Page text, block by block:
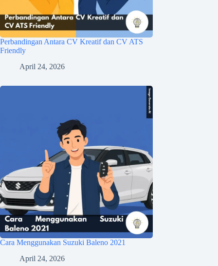
Perbandingan Antara CV Kreatif dan CV ATS
Friendly
April 24, 2026
Cara Menggunakan Suzuki Baleno 2021
April 24, 2026